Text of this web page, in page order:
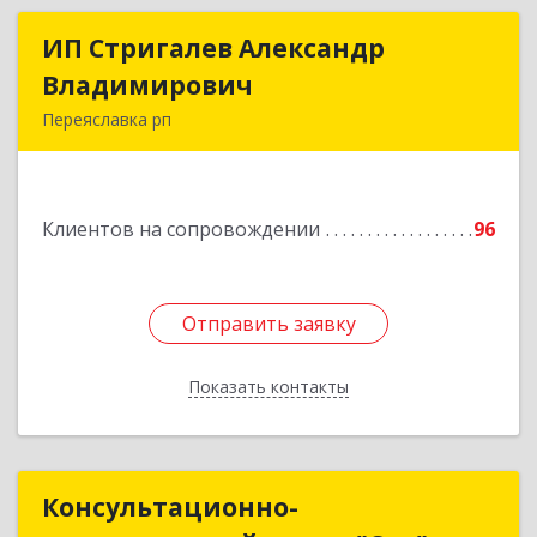
ИП Стригалев Александр
Владимирович
Переяславка рп
Клиентов на сопровождении 96
Отправить заявку
Показать контакты
ИП Стригалев Александр
Подробнее
Отправить заявку
Назад
Консультационно-Консультационно-